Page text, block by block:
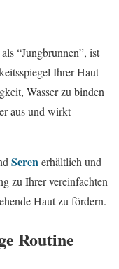
“Jungbrunnen”, ist
Ihrer Haut
Wasser zu binden
aus und wirkt
Serenerhältlich und
zu Ihrer vereinfachten
Haut zu fördern.
Routine